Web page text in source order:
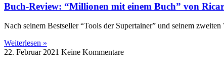
Buch-Review: “Millionen mit einem Buch” von
Nach seinem Bestseller “Tools der Supertainer” und seinem
Weiterlesen »
22. Februar 2021 Keine Kommentare